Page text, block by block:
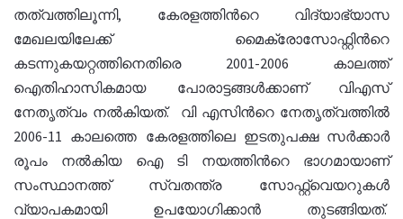
തത്വത്തിലൂന്നി, കേരളത്തിന്‍റെ വിദ്യാഭ്യാസ
മേഖലയിലേക്ക് മൈക്രോസോഫ്റ്റിന്‍റെ
കടന്നുകയറ്റത്തിനെതിരെ 2001-2006 കാലത്ത്
ഐതിഹാസികമായ പോരാട്ടങ്ങള്‍ക്കാണ് വിഎസ്
നേതൃത്വം നല്‍കിയത്.
വി എസിന്‍റെ നേതൃത്വത്തില്‍
2006-11 കാലത്തെ കേരളത്തിലെ ഇടതുപക്ഷ സര്‍ക്കാര്‍
രൂപം നല്‍കിയ ഐ ടി നയത്തിന്‍റെ ഭാഗമായാണ്
സംസ്ഥാനത്ത് സ്വതന്ത്ര സോഫ്റ്റ്വെയറുകള്‍
വ്യാപകമായി ഉപയോഗിക്കാന്‍ തുടങ്ങിയത്.